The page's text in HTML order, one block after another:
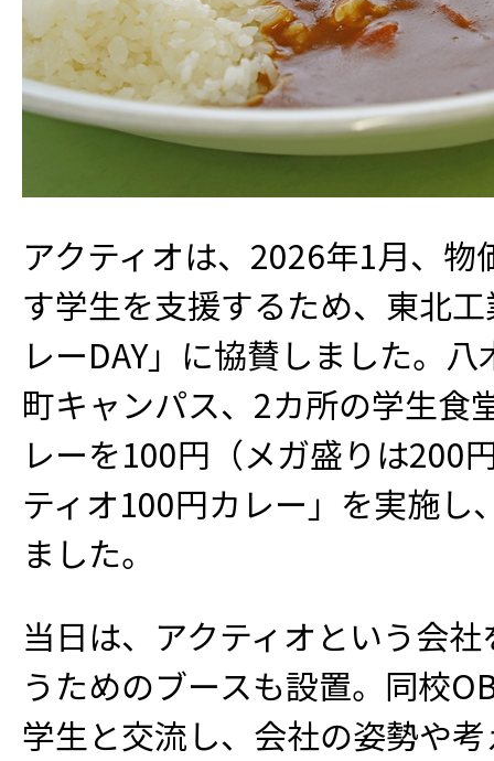
アクティオは、2026年1月、
す学生を支援するため、東北
レーDAY」に協賛しました。
町キャンパス、2カ所の学生食
レーを100円（メガ盛りは200
ティオ100円カレー」を実施し
ました。
当日は、アクティオという会
うためのブースも設置。同校
学生と交流し、会社の姿勢や